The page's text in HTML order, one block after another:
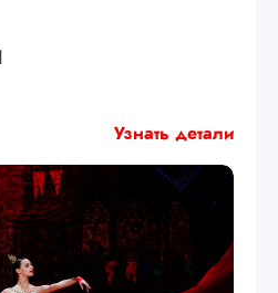
Узнать детали